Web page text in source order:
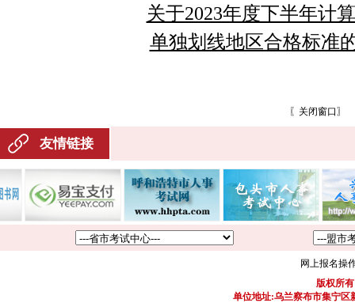
关于2023年度下半年计
单独划线地区合格标准
〖 关闭窗口 〗
友情链接
网上报名操
版权所
单位地址:乌兰察布市集宁区